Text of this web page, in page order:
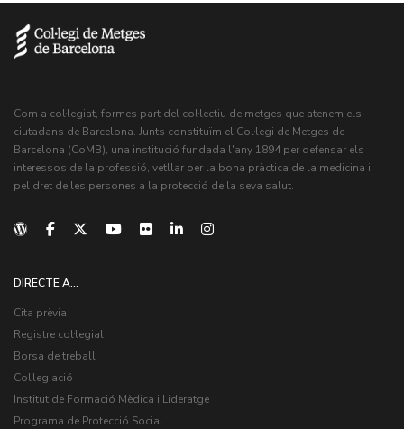
Com a col·legiat, formes part del col·lectiu de metges que atenem els
ciutadans de Barcelona. Junts constituïm el Col·legi de Metges de
Barcelona (CoMB), una institució fundada l'any 1894 per defensar els
interessos de la professió, vetllar per la bona pràctica de la medicina i
pel dret de les persones a la protecció de la seva salut.
DIRECTE A...
Cita prèvia
Registre col·legial
Borsa de treball
Col·legiació
Institut de Formació Mèdica i Lideratge
Programa de Protecció Social